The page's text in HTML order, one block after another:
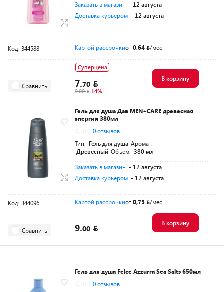
Заказать в магазин - 12 августа
Доставка курьером - 12 августа
Код: 344588 Картой рассрочкиот0,64 /мес
Сравнить
Суперцена
7.70
9.00 -14%
В корзину
Гель для душа Дав MEN+CARE древесная
энергия 380мл
0 отзывов
Тип: Гель для душа Аромат:
Древесный Объем: 380 мл
Заказать в магазин - 12 августа
Доставка курьером - 12 августа
Код: 344096 Картой рассрочкиот0,75 /мес
Сравнить 9.00
В корзину
Гель для душа Felce Azzurra Sea Salts 650мл
0 отзывов